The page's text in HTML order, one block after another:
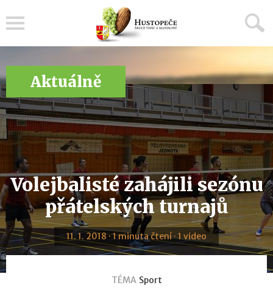
Aktuálně
Volejbalisté zahájili sezónu
přátelských turnajů
11. 1. 2018 · 1 minuta čtení · 1 video
TÉMA Sport